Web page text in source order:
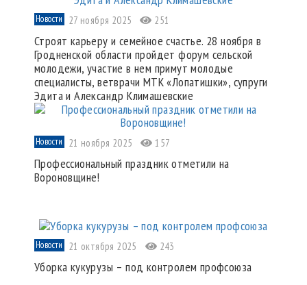
Новости 27 ноября 2025 251
Строят карьеру и семейное счастье. 28 ноября в
Гродненской области пройдет форум сельской
молодежи, участие в нем примут молодые
специалисты, ветврачи МТК «Лопатишки», супруги
Эдита и Александр Климашевские
Новости 21 ноября 2025 157
Профессиональный праздник отметили на
Вороновщине!
Новости 21 октября 2025 243
Уборка кукурузы – под контролем профсоюза